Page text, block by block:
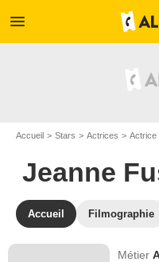
menu
Accueil Stars Actrices Actrice
Jeanne
Accueil Filmographie
Métier